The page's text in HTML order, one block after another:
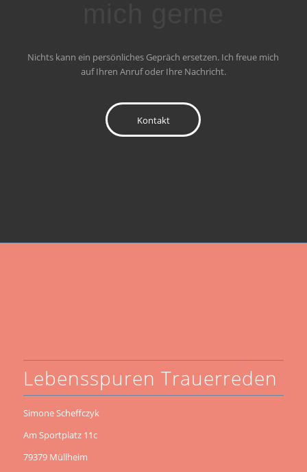
Nichts kann ein persönliches Gepräch ersetzen. Ich freue mich
auf Ihren Anruf oder Ihre Nachricht.
Kontakt
Lebensspuren Trauerreden
Simone Scheffczyk
Am Sportplatz 11c
79379 Müllheim